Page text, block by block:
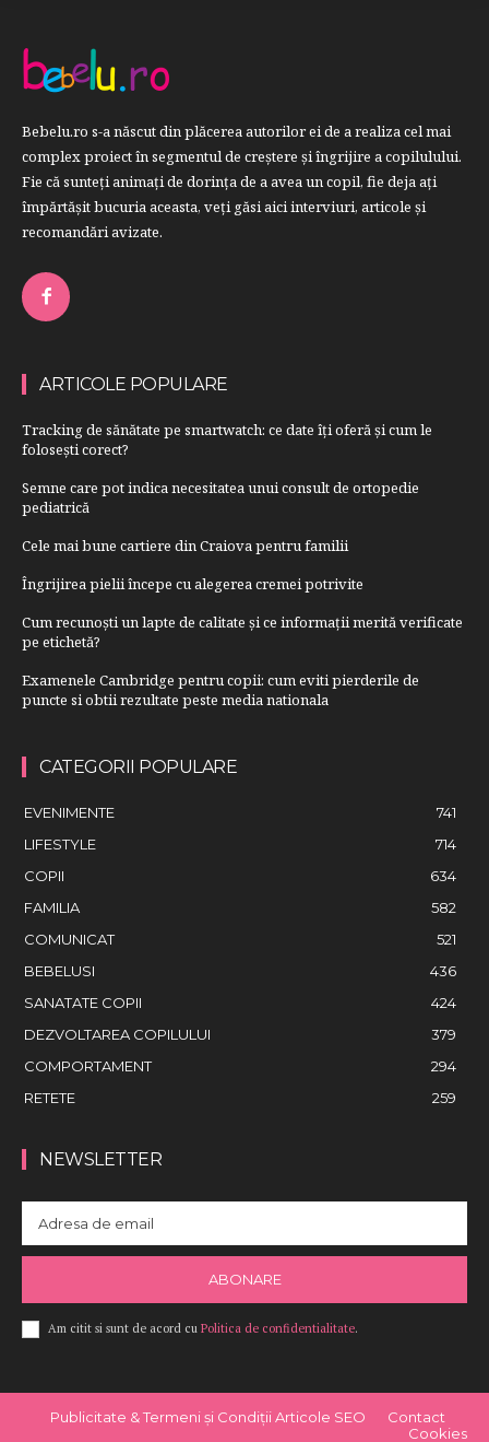
Bebelu.ro s-a născut din plăcerea autorilor ei de a realiza cel mai
complex proiect în segmentul de creştere şi îngrijire a copilulului.
Fie că sunteţi animaţi de dorinţa de a avea un copil, fie deja aţi
împărtăşit bucuria aceasta, veți găsi aici interviuri, articole şi
recomandări avizate.
ARTICOLE POPULARE
Tracking de sănătate pe smartwatch: ce date îți oferă și cum le
folosești corect?
Semne care pot indica necesitatea unui consult de ortopedie
pediatrică
Cele mai bune cartiere din Craiova pentru familii
Îngrijirea pielii începe cu alegerea cremei potrivite
Cum recunoști un lapte de calitate și ce informații merită verificate
pe etichetă?
Examenele Cambridge pentru copii: cum eviti pierderile de
puncte si obtii rezultate peste media nationala
CATEGORII POPULARE
EVENIMENTE
741
LIFESTYLE
714
COPII
634
FAMILIA
582
COMUNICAT
521
BEBELUSI
436
SANATATE COPII
424
DEZVOLTAREA COPILULUI
379
COMPORTAMENT
294
RETETE
259
NEWSLETTER
ABONARE
Am citit si sunt de acord cu Politica de confidentialitate.
Publicitate & Termeni și Condiții Articole SEO
Contact
Cookies